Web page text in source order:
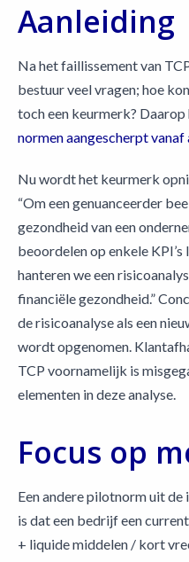
Aanleiding
Na het faillissement van
bestuur veel vragen; hoe
toch een keurmerk?
normen aangescherpt
Nu wordt het keurmerk
“Om een genuanceerder
gezondheid van een
beoordelen op enkele KPI’s
hanteren we een
financiële gezondheid.”
de risicoanalyse als een
wordt opgenomen.
TCP voornamelijk is
elementen in deze analyse.
Focus op
Een andere pilotnorm uit
is dat een bedrijf een
+ liquide middelen / kort